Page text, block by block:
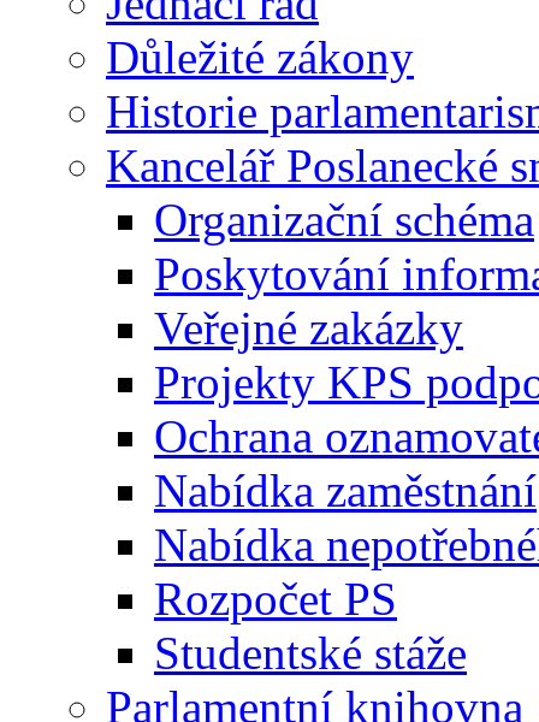
Důležité zákony
Historie
Kancelář Poslanecké
Organizační schéma
Poskytování
Veřejné zakázky
Projekty KPS
Ochrana
Nabídka zaměstnání
Nabídka
Rozpočet PS
Studentské stáže
Parlamentní knihovna